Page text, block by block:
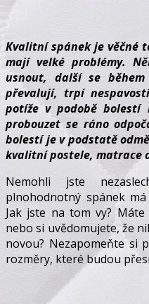
Kvalitní spánek je věčné
mají velké problémy.
usnout, další se
převalují, trpí
potíže v podobě
probouzet se ráno
bolestí je v podstatě
kvalitní postele, matrace
Nemohli jste
plnohodnotný spánek
Jak jste na tom vy?
nebo si uvědomujete, že
novou? Nezapomeňte si
rozměry, které budou